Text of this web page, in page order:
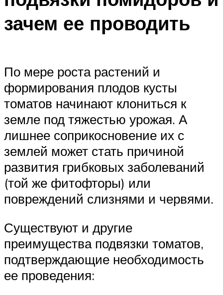
зачем ее проводить
По мере роста растений и
формирования плодов кусты
томатов начинают клониться к
земле под тяжестью урожая. А
лишнее соприкосновение их с
землей может стать причиной
развития грибковых заболеваний
(той же фитофторы) или
повреждений слизнями и червями.
Существуют и другие
преимущества подвязки томатов,
подтверждающие необходимость
ее проведения: